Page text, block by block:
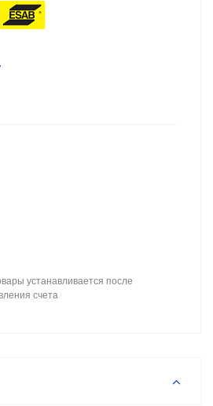
устанавливается после
счета